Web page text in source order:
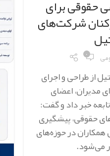
حقوقی برای
شرکت‌های
۰
از طراحی و اجرای
مدیران، اعضای
خبر داد و گفت:
حقوقی، پیشگیری
همکاران در حوزه‌های
می‌شود.